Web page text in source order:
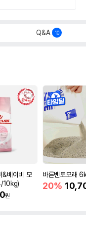
Q&A 10
&베이비 모
10kg)
원
바른벤토모래
20%